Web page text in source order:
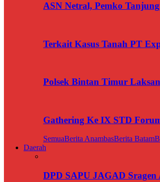
ASN Netral, Pemko
Terkait Kasus Tanah PT
Polsek Bintan Timur
Gathering Ke IX STD
SemuaBerita AnambasBerita Batam
Daerah
DPD SAPU JAGAD Sragen